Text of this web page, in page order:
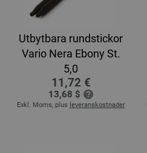
Utbytbara rundstickor
Vario Nera Ebony St.
5,0
11,72 €
13,68 $
Exkl. Moms, plus leveranskostnader